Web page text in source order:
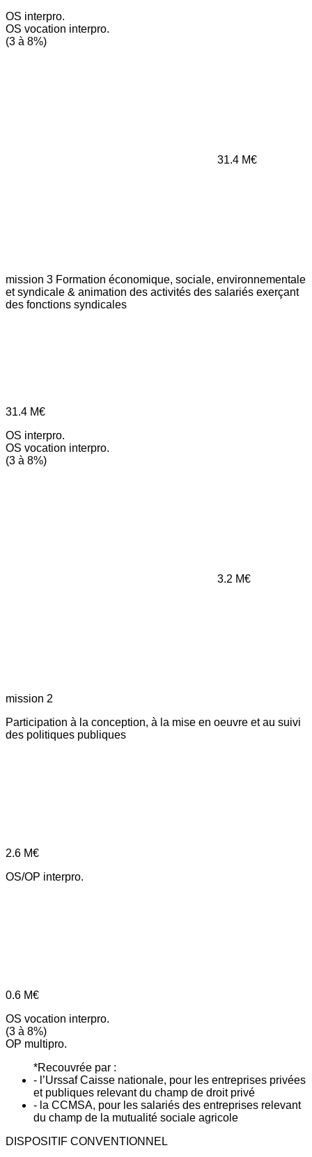
OS interpro.
OS vocation interpro.
(3 à 8%)
31.4 M€
mission 3 Formation économique, sociale, environnementale
et syndicale & animation des activités des salariés exerçant
des fonctions syndicales
31.4 M€
OS interpro.
OS vocation interpro.
(3 à 8%)
3.2 M€
mission 2
Participation à la conception, à la mise en oeuvre et au suivi
des politiques publiques
2.6 M€
OS/OP interpro.
0.6 M€
OS vocation interpro.
(3 à 8%)
OP multipro.
*Recouvrée par :
- l’Urssaf Caisse nationale, pour les entreprises privées
et publiques relevant du champ de droit privé
- la CCMSA, pour les salariés des entreprises relevant
du champ de la mutualité sociale agricole
DISPOSITIF CONVENTIONNEL